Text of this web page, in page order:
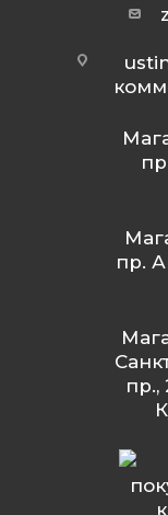
пр.
пр.,